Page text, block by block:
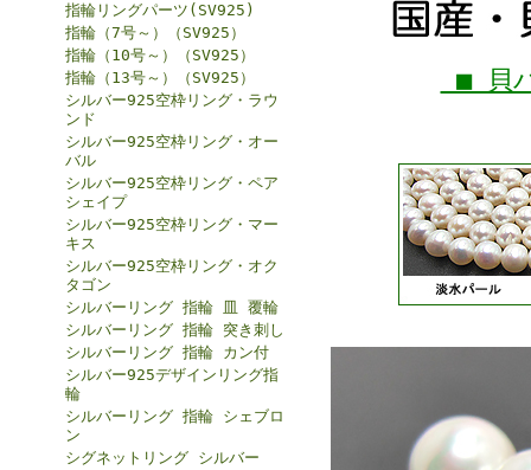
指輪リングパーツ(SV925)
指輪（7号～）（SV925）
指輪（10号～）（SV925）
指輪（13号～）（SV925）
シルバー925空枠リング・ラウ
ンド
シルバー925空枠リング・オー
バル
シルバー925空枠リング・ペア
シェイプ
シルバー925空枠リング・マー
キス
シルバー925空枠リング・オク
タゴン
シルバーリング 指輪 皿 覆輪
シルバーリング 指輪 突き刺し
シルバーリング 指輪 カン付
シルバー925デザインリング指
輪
シルバーリング 指輪 シェブロ
ン
シグネットリング シルバー
■ 貝